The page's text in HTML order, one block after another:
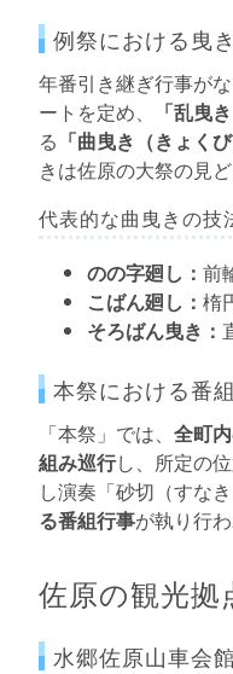
例祭における曳
年番引き継ぎ行事が
ートを定め、
「乱曳
る 「曲曳き（きょくび
きは佐原の大祭の見
代表的な曲曳きの技
のの字廻し： 前
こばん廻し： 楕
そろばん曳き：
本祭における番
「本祭」では、 全町
組み巡行し、所定の
し演奏「砂切（すな
る番組行事が執り行わ
佐原の観光拠
水郷佐原山車会